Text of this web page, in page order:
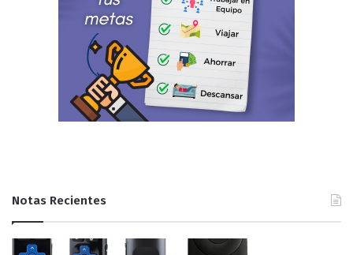
Notas Recientes